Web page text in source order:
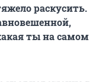
раскусить.
ты на самом